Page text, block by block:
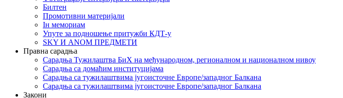
Билтен
Промотивни материјали
Iн мемориам
Упуте за подношење притужби КДТ-у
SKY И ANOM ПРЕДМЕТИ
Правна сарадња
Сарадња Тужилаштва БиХ на међународном, регионалном и националном нивоу
Сарадња са домаћим институцијама
Сарадња са тужилаштвима југоисточне Европе/западног Балкана
Сарадња са тужилаштвима југоисточне Европе/западног Балкана
Закони